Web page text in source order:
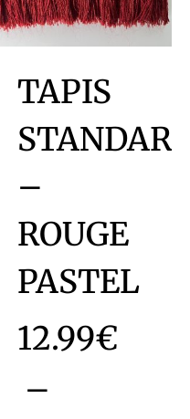
TAPIS
–
ROUGE
PASTEL
12.99€
–